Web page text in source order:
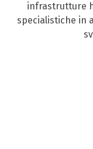
infrastrutture
specialistiche in